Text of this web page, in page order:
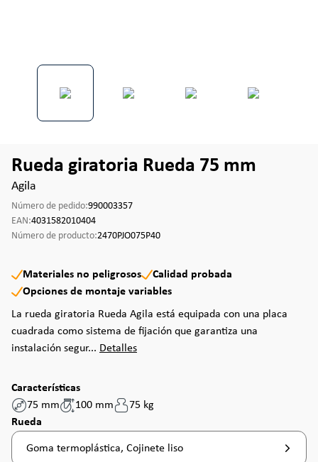
Rueda giratoria Rueda 75 mm
Agila
Número de pedido:990003357
EAN:4031582010404
Número de producto:2470PJO075P40
Materiales no peligrosos
Calidad probada
Opciones de montaje variables
La rueda giratoria Rueda Agila está equipada con una placa
cuadrada como sistema de fijación que garantiza una
instalación segur... Detalles
Características
75 mm
100 mm
75 kg
Seleccione
Rueda
Goma termoplástica, Cojinete liso